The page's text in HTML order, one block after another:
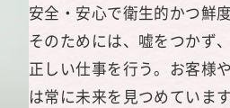
安全・安心で衛生的かつ鮮
そのためには、嘘をつかず
正しい仕事を行う。お客様
は常に未来を見つめていま